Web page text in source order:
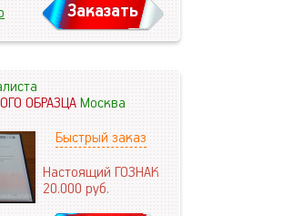
Заказать
ОБРАЗЦАМосква
Быстрый заказ
Настоящий ГОЗНАК
20.000руб.